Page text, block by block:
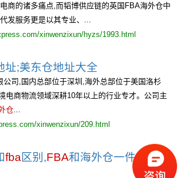
商的诸多痛点,而韬博供应链的英国FBA海外仓中
发服务更是以其专业、...
xinwenzixun/hyzs/1993.html
址;美东仓地址大全
公司,国内总部位于深圳,海外总部位于美国洛杉
电商物流领域深耕10年以上的行业专才。公司主
仓...
xinwenzixun/209.html
fba区别,FBA和海外仓一件代发哪